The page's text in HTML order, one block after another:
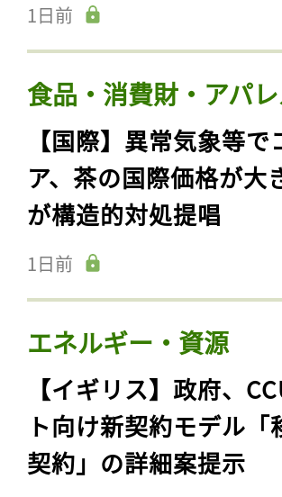
1日前
食品・消費財・アパ
【国際】異常気象等
ア、茶の国際価格が大
が構造的対処提唱
1日前
エネルギー・資源
【イギリス】政府、
ト向け新契約モデル
契約」の詳細案提示